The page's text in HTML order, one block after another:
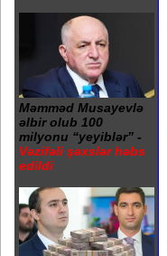
Məmməd Musayevlə
əlbir olub 100
milyonu “yeyiblər” -
Vəzifəli şəxslər həbs
edildi